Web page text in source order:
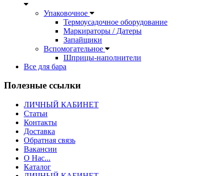
Упаковочное
Термоусадочное оборудование
Маркираторы / Датеры
Запайщики
Вспомогательное
Шприцы-наполнители
Все для бара
Полезные ссылки
ЛИЧНЫЙ КАБИНЕТ
Статьи
Контакты
Доставка
Обратная связь
Вакансии
О Нас...
Каталог